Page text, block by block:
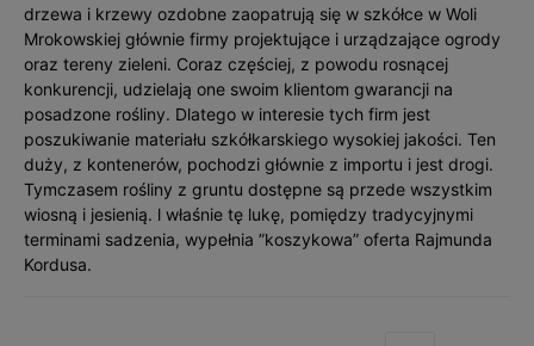
drzewa i krzewy ozdobne zaopatrują się w szkółce w Woli
Mrokowskiej głównie firmy projektujące i urządzające ogrody
oraz tereny zieleni. Coraz częściej, z powodu rosnącej
konkurencji, udzielają one swoim klientom gwarancji na
posadzone rośliny. Dlatego w interesie tych firm jest
poszukiwanie materiału szkółkarskiego wysokiej jakości. Ten
duży, z kontenerów, pochodzi głównie z importu i jest drogi.
Tymczasem rośliny z gruntu dostępne są przede wszystkim
wiosną i jesienią. l właśnie tę lukę, pomiędzy tradycyjnymi
terminami sadzenia, wypełnia ”koszykowa” oferta Rajmunda
Kordusa.